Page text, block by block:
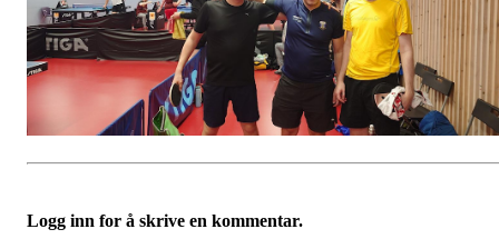
Logg inn for å skrive en kommentar.